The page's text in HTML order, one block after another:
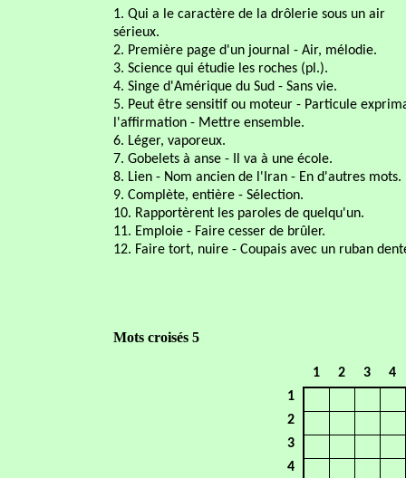
1. Qui a le caractère de la drôlerie sous un air
sérieux.
2. Première page d'un journal - Air, mélodie.
3. Science qui étudie les roches (pl.).
4. Singe d'Amérique du Sud - Sans vie.
5. Peut être sensitif ou moteur - Particule
l'affirmation - Mettre ensemble.
6. Léger, vaporeux.
7. Gobelets à anse - Il va à une école.
8. Lien - Nom ancien de l'Iran - En d'autres mots.
9. Complète, entière - Sélection.
10. Rapportèrent les paroles de quelqu'un.
11. Emploie - Faire cesser de brûler.
12. Faire tort, nuire - Coupais avec un ruban
Mots croisés 5
1 2 3
4
1
2
3
4